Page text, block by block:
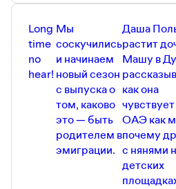
Long
time
no
hear!
Мы
соскучились
и начинаем
новый сезон
с выпуска о
том, каково
это — быть
родителем в
эмиграции.
Даша
растит
Машу в
как она
ОАЭ как
почему
с нянями
детских